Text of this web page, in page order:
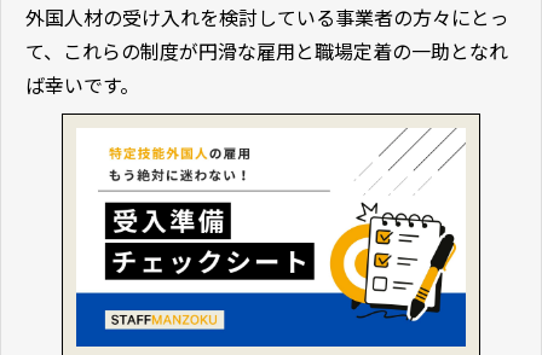
業種別資料ダウンロ
ード
外国人材の受け入れを検討している事業者の方々にとっ
て、これらの制度が円滑な雇用と職場定着の一助となれ
ば幸いです。